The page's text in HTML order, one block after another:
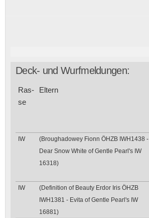
Deck- und Wurfmeldungen:
Ras­
se
Eltern
IW
(Broughadowey Fionn ÖHZB IWH1438 -
Dear Snow White of Gentle Pearl's IW
16318)
IW
(Definition of Beauty Erdor Iris ÖHZB
IWH1381 - Evita of Gentle Pearl's IW
16881)